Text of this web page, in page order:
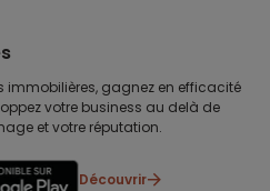
immobilières, gagnez en efficacité
votre business au delà de
et votre réputation.
Découvrir